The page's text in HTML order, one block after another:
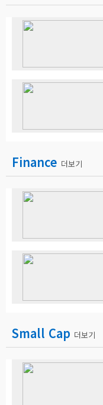
Finance 더보기
Small Cap 더보기